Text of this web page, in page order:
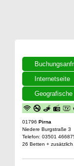
Internetseite
Geografische
01796 Pirna
Niedere Burgstraße 3
Telefon: 03501
26 Betten +